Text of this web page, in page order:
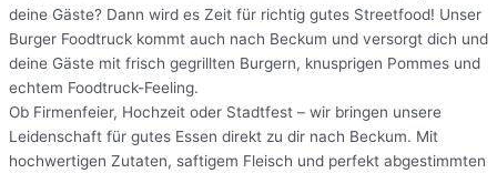
deine Gäste? Dann wird es Zeit für richtig gutes Streetfood! Unser
Burger Foodtruck kommt auch nach Beckum und versorgt dich und
deine Gäste mit frisch gegrillten Burgern, knusprigen Pommes und
echtem Foodtruck-Feeling.
Ob Firmenfeier, Hochzeit oder Stadtfest – wir bringen unsere
Leidenschaft für gutes Essen direkt zu dir nach Beckum. Mit
hochwertigen Zutaten, saftigem Fleisch und perfekt abgestimmten